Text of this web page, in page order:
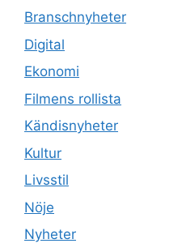
Branschnyheter
Digital
Ekonomi
Filmens rollista
Kändisnyheter
Kultur
Livsstil
Nöje
Nyheter